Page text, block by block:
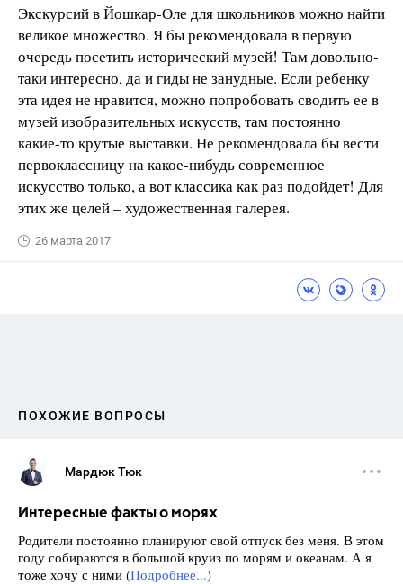
Экскурсий в Йошкар-Оле для школьников можно найти
великое множество. Я бы рекомендовала в первую
очередь посетить исторический музей! Там довольно-
таки интересно, да и гиды не занудные. Если ребенку
эта идея не нравится, можно попробовать сводить ее в
музей изобразительных искусств, там постоянно
какие-то крутые выставки. Не рекомендовала бы вести
первоклассницу на какое-нибудь современное
искусство только, а вот классика как раз подойдет! Для
этих же целей – художественная галерея.
26 марта 2017
ПОХОЖИЕ ВОПРОСЫ
Мардюк Тюк
Интересные факты о морях
Родители постоянно планируют свой отпуск без меня. В этом
году собираются в большой круиз по морям и океанам. А я
тоже хочу с ними (Подробнее...)